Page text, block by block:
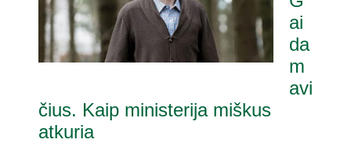
ai
da
m
avi
čius. Kaip ministerija miškus
atkuria